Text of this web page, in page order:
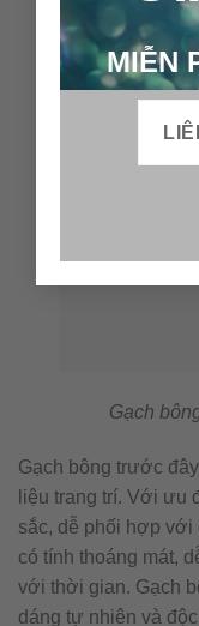
MIỄN
Gạch
Gạch bông trước
liệu trang trí. Với ưu
sắc, dễ phối hợp với
có tính thoáng mát,
với thời gian. Gạch
dáng tự nhiên và